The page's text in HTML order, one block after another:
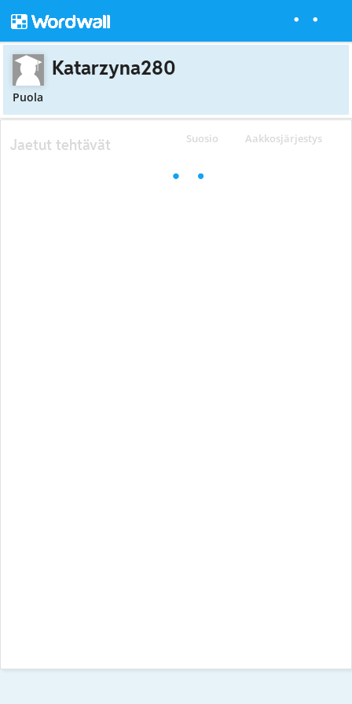
Katarzyna280
Puola
Suosio Aakkosjärjestys
Jaetut tehtävät